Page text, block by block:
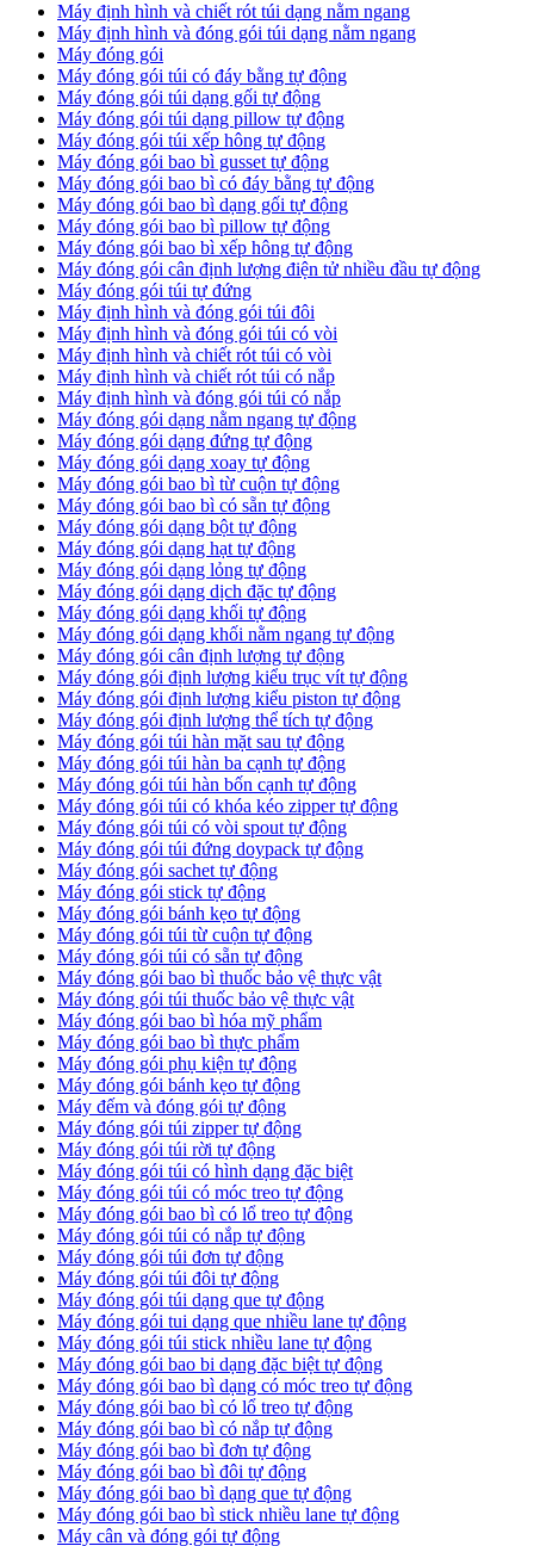
Máy định hình và chiết rót túi dạng nằm ngang
Máy định hình và đóng gói túi dạng nằm ngang
Máy đóng gói
Máy đóng gói túi có đáy bằng tự động
Máy đóng gói túi dạng gối tự động
Máy đóng gói túi dạng pillow tự động
Máy đóng gói túi xếp hông tự động
Máy đóng gói bao bì gusset tự động
Máy đóng gói bao bì có đáy bằng tự động
Máy đóng gói bao bì dạng gối tự động
Máy đóng gói bao bì pillow tự động
Máy đóng gói bao bì xếp hông tự động
Máy đóng gói cân định lượng điện tử nhiều đầu tự động
Máy đóng gói túi tự đứng
Máy định hình và đóng gói túi đôi
Máy định hình và đóng gói túi có vòi
Máy định hình và chiết rót túi có vòi
Máy định hình và chiết rót túi có nắp
Máy định hình và đóng gói túi có nắp
Máy đóng gói dạng nằm ngang tự động
Máy đóng gói dạng đứng tự động
Máy đóng gói dạng xoay tự động
Máy đóng gói bao bì từ cuộn tự động
Máy đóng gói bao bì có sẵn tự động
Máy đóng gói dạng bột tự động
Máy đóng gói dạng hạt tự động
Máy đóng gói dạng lỏng tự động
Máy đóng gói dạng dịch đặc tự động
Máy đóng gói dạng khối tự động
Máy đóng gói dạng khối nằm ngang tự động
Máy đóng gói cân định lượng tự động
Máy đóng gói định lượng kiểu trục vít tự động
Máy đóng gói định lượng kiểu piston tự động
Máy đóng gói định lượng thể tích tự động
Máy đóng gói túi hàn mặt sau tự động
Máy đóng gói túi hàn ba cạnh tự động
Máy đóng gói túi hàn bốn cạnh tự động
Máy đóng gói túi có khóa kéo zipper tự động
Máy đóng gói túi có vòi spout tự động
Máy đóng gói túi đứng doypack tự động
Máy đóng gói sachet tự động
Máy đóng gói stick tự động
Máy đóng gói bánh kẹo tự động
Máy đóng gói túi từ cuộn tự động
Máy đóng gói túi có sẵn tự động
Máy đóng gói bao bì thuốc bảo vệ thực vật
Máy đóng gói túi thuốc bảo vệ thực vật
Máy đóng gói bao bì hóa mỹ phẩm
Máy đóng gói bao bì thực phẩm
Máy đóng gói phụ kiện tự động
Máy đóng gói bánh kẹo tự động
Máy đếm và đóng gói tự động
Máy đóng gói túi zipper tự động
Máy đóng gói túi rời tự động
Máy đóng gói túi có hình dạng đặc biệt
Máy đóng gói túi có móc treo tự động
Máy đóng gói bao bì có lổ treo tự động
Máy đóng gói túi có nắp tự động
Máy đóng gói túi đơn tự động
Máy đóng gói túi đôi tự động
Máy đóng gói túi dạng que tự động
Máy đóng gói tui dạng que nhiều lane tự động
Máy đóng gói túi stick nhiều lane tự động
Máy đóng gói bao bi dạng đặc biệt tự động
Máy đóng gói bao bì dạng có móc treo tự động
Máy đóng gói bao bì có lổ treo tự động
Máy đóng gói bao bì có nắp tự động
Máy đóng gói bao bì đơn tự động
Máy đóng gói bao bì đôi tự động
Máy đóng gói bao bì dạng que tự động
Máy đóng gói bao bì stick nhiều lane tự động
Máy cân và đóng gói tự động